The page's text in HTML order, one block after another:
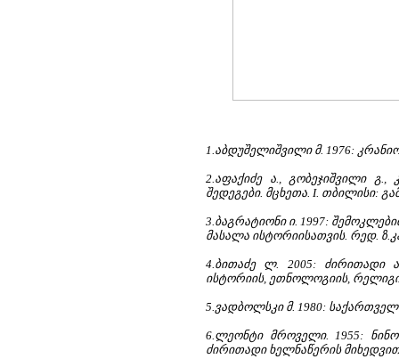
1.აბდუშელიშვილი მ. 1976:
2.აფაქიძე ა., გობეჯიშვილი
შედეგები. მცხეთა. I. თბილისი:
3.ბაგრატიონი ი. 1997:
მასალა ისტორიისათვის. რედ.
4.ბითაძე ლ. 2005: ძირითადი
ისტორიის, ეთნოლოგიის,
5.ვადბოლსკი მ. 1980:
6.ლეონტი მროველი. 1955:
ძირითადი ხელნაწერის